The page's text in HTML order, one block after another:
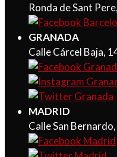
Ronda de Sant
GRANADA
Calle Cárcel Baja,
MADRID
Calle San